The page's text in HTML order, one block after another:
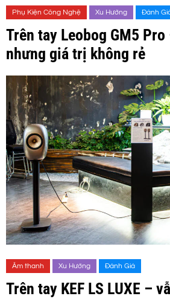
Phụ Kiện Công Nghệ Xu Hướng Đánh
Trên tay Leobog GM5
nhưng giá trị không rẻ
Âm thanh Xu Hướng Đánh Giá
Trên tay KEF LS LUXE –